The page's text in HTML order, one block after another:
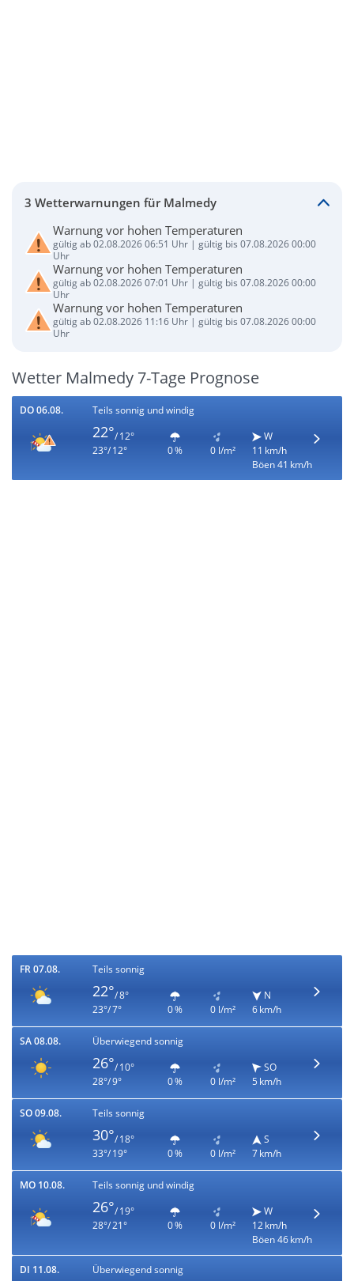
3 Wetterwarnungen für Malmedy
Warnung vor hohen Temperaturen
gültig ab 02.08.2026 06:51 Uhr | gültig bis 07.08.2026 00:00
Uhr
Warnung vor hohen Temperaturen
gültig ab 02.08.2026 07:01 Uhr | gültig bis 07.08.2026 00:00
Uhr
Warnung vor hohen Temperaturen
gültig ab 02.08.2026 11:16 Uhr | gültig bis 07.08.2026 00:00
Uhr
Wetter Malmedy 7-Tage Prognose
DO 06.08. Teils sonnig und windig
22°/ 12°
23°/ 12°
0 % 0 l/m²
W
11 km/h
Böen 41 km/h
FR 07.08. Teils sonnig
22°/ 8°
23°/ 7°
0 % 0 l/m²
N
6 km/h
SA 08.08. Überwiegend sonnig
26°/ 10°
28°/ 9°
0 % 0 l/m²
SO
5 km/h
SO 09.08. Teils sonnig
30°/ 18°
33°/ 19°
0 % 0 l/m²
S
7 km/h
MO 10.08. Teils sonnig und windig
26°/ 19°
28°/ 21°
0 % 0 l/m²
W
12 km/h
Böen 46 km/h
DI 11.08. Überwiegend sonnig